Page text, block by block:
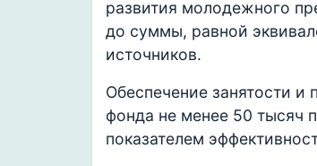
развития молодежного
до суммы, равной
источников.
Обеспечение занятости и
фонда не менее 50 тысяч
показателем